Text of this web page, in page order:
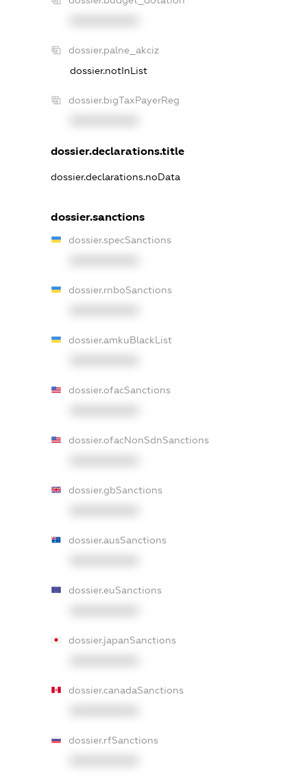
dossier.palne_akciz
dossier.notInList
dossier.bigTaxPayerReg
dossier.declarations.title
dossier.declarations.noData
dossier.sanctions
dossier.specSanctions
dossier.rnboSanctions
dossier.amkuBlackList
dossier.ofacSanctions
dossier.ofacNonSdnSanctions
dossier.gbSanctions
dossier.ausSanctions
dossier.euSanctions
dossier.japanSanctions
dossier.canadaSanctions
dossier.rfSanctions